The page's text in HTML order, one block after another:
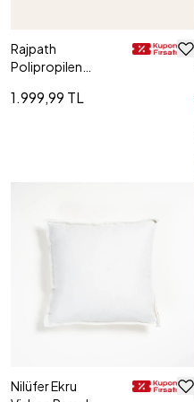
Rajpath
Polipropilen
Sarı
1.999,99 TL
Nilüfer Ekru